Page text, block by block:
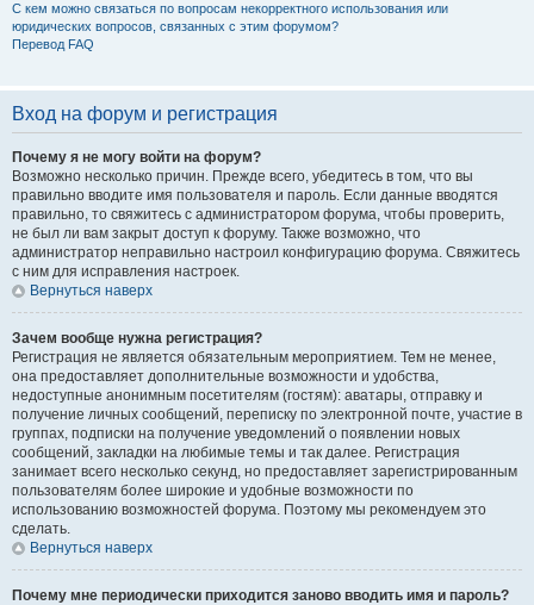
С кем можно связаться по вопросам некорректного использования или
юридических вопросов, связанных с этим форумом?
Перевод FAQ
Вход на форум и регистрация
Почему я не могу войти на форум?
Возможно несколько причин. Прежде всего, убедитесь в том, что вы
правильно вводите имя пользователя и пароль. Если данные вводятся
правильно, то свяжитесь с администратором форума, чтобы проверить,
не был ли вам закрыт доступ к форуму. Также возможно, что
администратор неправильно настроил конфигурацию форума. Свяжитесь
с ним для исправления настроек.
Вернуться наверх
Зачем вообще нужна регистрация?
Регистрация не является обязательным мероприятием. Тем не менее,
она предоставляет дополнительные возможности и удобства,
недоступные анонимным посетителям (гостям): аватары, отправку и
получение личных сообщений, переписку по электронной почте, участие в
группах, подписки на получение уведомлений о появлении новых
сообщений, закладки на любимые темы и так далее. Регистрация
занимает всего несколько секунд, но предоставляет зарегистрированным
пользователям более широкие и удобные возможности по
использованию возможностей форума. Поэтому мы рекомендуем это
сделать.
Вернуться наверх
Почему мне периодически приходится заново вводить имя и пароль?